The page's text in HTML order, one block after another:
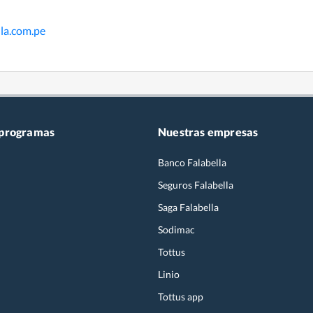
Nuestras empresas
Banco Falabella
Seguros Falabella
Saga Falabella
Sodimac
Tottus
Linio
Tottus app